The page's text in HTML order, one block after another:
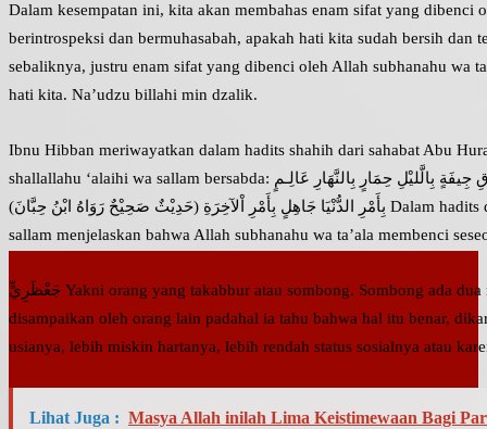
Dalam kesempatan ini, kita akan membahas enam sifat yang dibenci
berintrospeksi dan bermuhasabah, apakah hati kita sudah bersih dan
sebaliknya, justru enam sifat yang dibenci oleh Allah subhanahu wa
hati kita. Na’udzu billahi min dzalik.
Ibnu Hibban meriwayatkan dalam hadits shahih dari sahabat Abu
shallallahu ‘alaihi wa sallam bersabda: إِنَّ اللهَ يُبْغِضُ كُلَّ جَعْظَرِيٍّ جَوَّاظٍ سَخَّابٍبِالْأَسْوَاقِ جِيفَةٍ بِالَّليْلِ حِمَارٍ بِالنَّهَارِ عَالِـمٍ
بِأَمْرِ الدُّنْيَا جَاهِلٍ بِأَمْرِ اْلآخِرَةِ (حَدِيْثٌ صَحِيْحٌ رَوَاهُ ابْنُ حِبَّانَ) Dalam hadits di atas, Rasulullah shallallahu ‘alaihi wa
sallam menjelaskan bahwa Allah subhanahu wa ta’ala membenci
جَعْظَرِيٍّ Yakni orang yang takabbur atau sombong. Sombong ada dua macam. Pertama, menolak kebenaran yang
disampaikan oleh orang lain padahal ia tahu bahwa hal itu benar,
usianya, lebih miskin hartanya, lebih rendah status sosialnya atau
Lihat Juga : Masya Allah inilah Lima Keistimewaan Bagi